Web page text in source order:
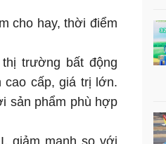
cho hay, thời điểm
trường bất động
cao cấp, giá trị lớn.
sản phẩm phù hợp